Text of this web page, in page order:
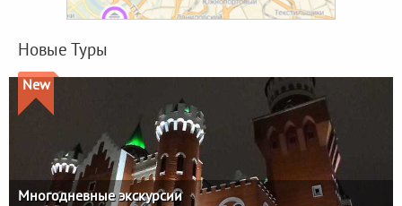
Новые Туры
New
Многодневные экскурсии